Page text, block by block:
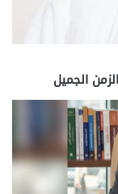
الجميل